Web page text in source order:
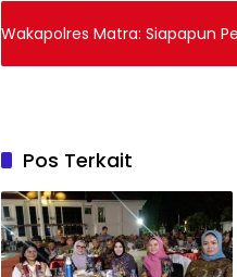
Wakapolres Matra: Siapapun
Pos Terkait